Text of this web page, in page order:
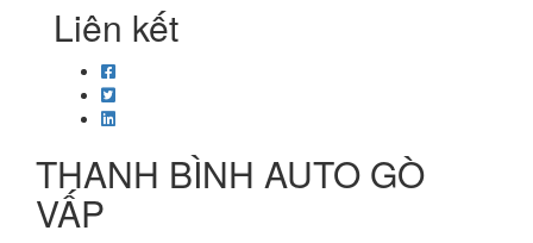
Liên kết
THANH BÌNH AUTO GÒ
VẤP